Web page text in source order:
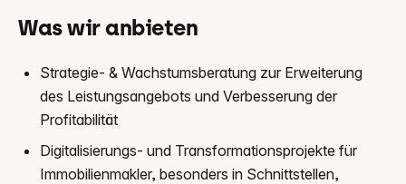
Was wir anbieten
Strategie- & Wachstumsberatung zur Erweiterung
des Leistungsangebots und Verbesserung der
Profitabilität
Digitalisierungs- und Transformationsprojekte für
Immobilienmakler, besonders in Schnittstellen,